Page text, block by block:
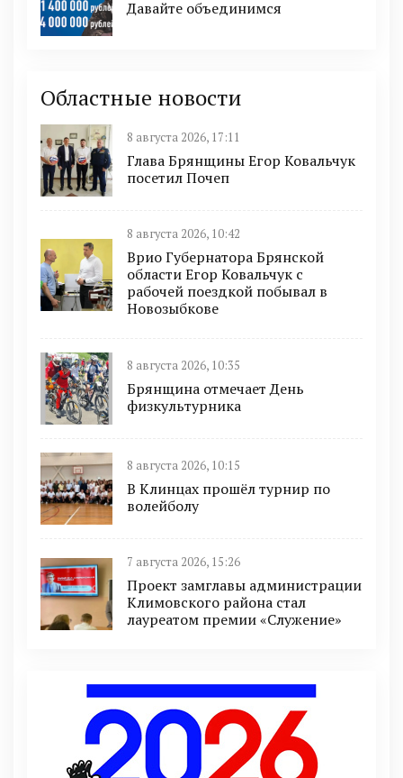
Давайте объединимся
Областные новости
8 августа 2026, 17:11
Глава Брянщины Егор Ковальчук
посетил Почеп
8 августа 2026, 10:42
Врио Губернатора Брянской
области Егор Ковальчук с
рабочей поездкой побывал в
Новозыбкове
8 августа 2026, 10:35
Брянщина отмечает День
физкультурника
8 августа 2026, 10:15
В Клинцах прошёл турнир по
волейболу
7 августа 2026, 15:26
Проект замглавы администрации
Климовского района стал
лауреатом премии «Служение»